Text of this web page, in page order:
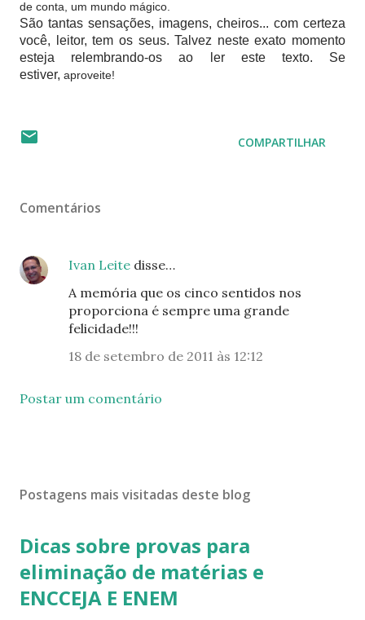
de conta, um mundo mágico.
São tantas sensações, imagens, cheiros... com certeza
você, leitor, tem os seus. Talvez neste exato momento
esteja relembrando-os ao ler este texto. Se
estiver, aproveite!
COMPARTILHAR
Comentários
Ivan Leite disse…
A memória que os cinco sentidos nos
proporciona é sempre uma grande
felicidade!!!
18 de setembro de 2011 às 12:12
Postar um comentário
Postagens mais visitadas deste blog
Dicas sobre provas para
eliminação de matérias e
ENCCEJA E ENEM